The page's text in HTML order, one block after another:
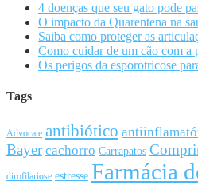
4 doenças que seu gato pode
O impacto da Quarentena na
Saiba como proteger as
Como cuidar de um cão com a
Os perigos da esporotricose
Tags
Advocate antibiótico
Bayer cachorro Carrapatos
dirofilariose estresse Farmácia